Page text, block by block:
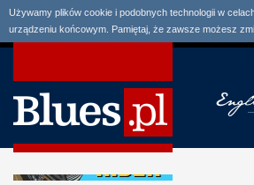
Używamy plików cookie i podobnych technologii w
urządzeniu końcowym. Pamiętaj, że zawsze możesz